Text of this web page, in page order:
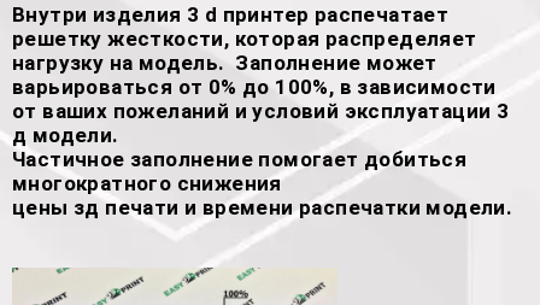
Внутри изделия 3 d принтер распечатает
решетку жесткости, которая распределяет
нагрузку на модель. Заполнение может
варьироваться от 0% до 100%, в зависимости
от ваших пожеланий и условий эксплуатации 3
д модели.
Частичное заполнение помогает добиться
многократного снижения
цены зд печати и времени распечатки модели.